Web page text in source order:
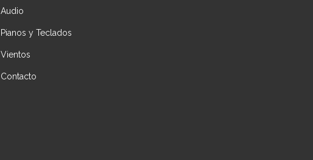
Audio
Pianos y Teclados
Vientos
Contacto